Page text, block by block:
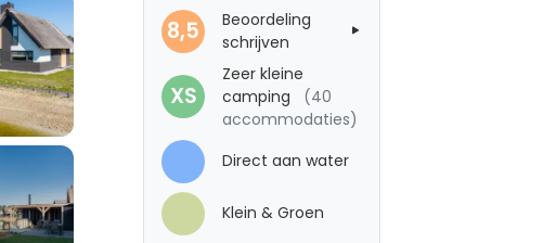
8,5
Beoordeling
schrijven
XS
Zeer kleine
camping
(40
accommodaties)
Direct aan water
Klein & Groen